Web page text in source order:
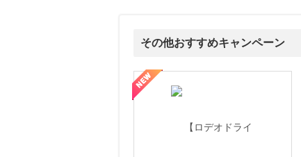
その他おすすめキャンペーン
くをテーマにした商品で女性の美を応援しています
【ITトレンドMoney】相談プロモーション